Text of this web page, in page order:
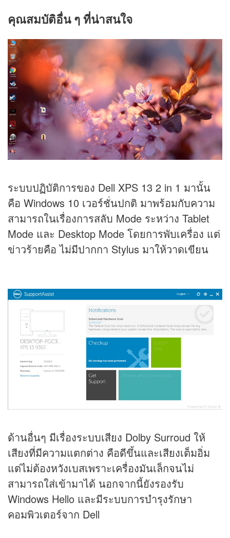
คุณสมบัติอื่น ๆ ที่น่าสนใจ
ระบบปฏิบัติการของ Dell XPS 13 2 in 1 มานั้น
คือ Windows 10 เวอร์ชั่นปกติ มาพร้อมกับความ
สามารถในเรื่องการสลับ Mode ระหว่าง Tablet
Mode และ Desktop Mode โดยการพับเครื่อง แต่
ข่าวร้ายคือ ไม่มีปากกา Stylus มาให้วาดเขียน
ด้านอื่นๆ มีเรื่องระบบเสียง Dolby Surroud ให้
เสียงที่มีความแตกต่าง คือดีขึ้นและเสียงเต็มอิ่ม
แต่ไม่ต้องหวังเบสเพราะเครื่องมันเล็กจนไม่
สามารถใส่เข้ามาได้ นอกจากนี้ยังรองรับ
Windows Hello และมีระบบการบำรุงรักษา
คอมพิวเตอร์จาก Dell